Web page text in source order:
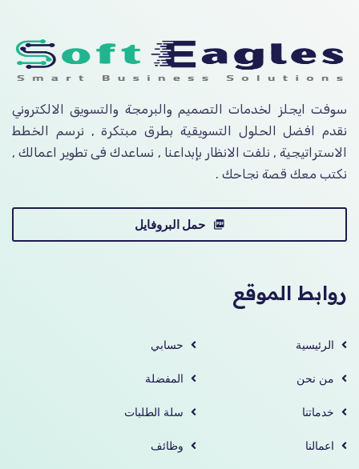
سوفت ايجلز لخدمات التصميم والبرمجة والتسويق الالكتروني
نقدم افضل الحلول التسويقية بطرق مبتكرة , نرسم الخطط
الاستراتيجية , نلفت الانظار بإبداعنا , نساعدك فى تطوير اعمالك ,
نكتب معك قصة نجاحك .
حمل البروفايل
روابط الموقع
الرئيسية
من نحن
خدماتنا
اعمالنا
حسابي
المفضلة
سلة الطلبات
وظائف